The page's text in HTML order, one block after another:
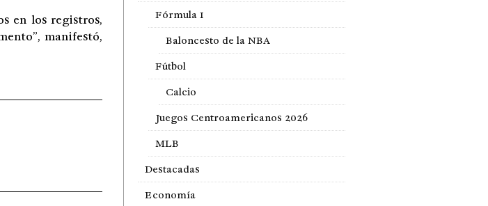
en los registros,
manifestó,
Fórmula 1
Baloncesto de la NBA
Fútbol
Calcio
Juegos Centroamericanos 2026
MLB
Destacadas
Economía